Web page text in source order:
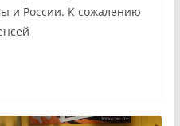
и России. К сожалению